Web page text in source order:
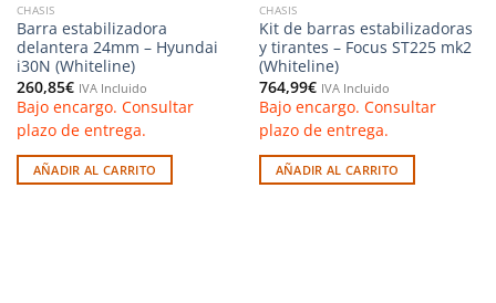
CHASIS
Barra estabilizadora
delantera 24mm – Hyundai
i30N (Whiteline)
260,85€ IVA Incluido
Bajo encargo. Consultar
plazo de entrega.
AÑADIR AL CARRITO
CHASIS
Kit de barras estabilizadoras
y tirantes – Focus ST225 mk2
(Whiteline)
764,99€ IVA Incluido
Bajo encargo. Consultar
plazo de entrega.
AÑADIR AL CARRITO